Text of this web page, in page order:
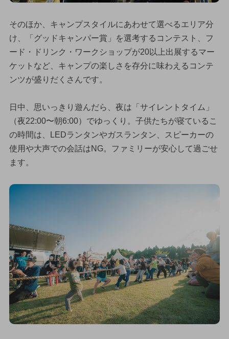
そのほか、キャンプスタイルにあわせて選べるエリア分
け、「グッドキャンパー賞」を選考するコンテスト、フ
ード・ドリンク・ワークショップが20以上出展するマー
ケットなど、キャンプの楽しさを存分に味わえるコンテ
ンツが盛りだくさんです。
日中、思いっきり遊んだら、夜は「サイレントタイム」
（夜22:00〜朝6:00）でゆっくり。子供たちが寝ているこ
の時間は、LEDランタンやガスランタン、スピーカーの
使用や大声での会話はNG。ファミリーが安心して過ごせ
ます。